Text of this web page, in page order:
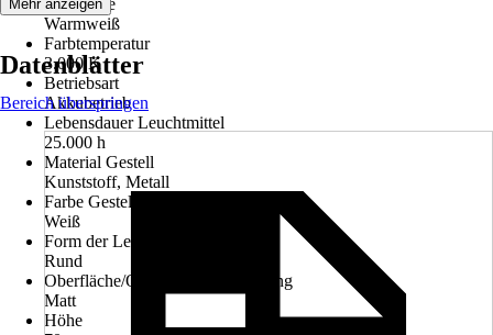
Lichtfarbe
Warmweiß
Farbtemperatur
3.000 K
Betriebsart
Akkubetrieb
Lebensdauer Leuchtmittel
25.000 h
Material Gestell
Kunststoff, Metall
Farbe Gestell
Weiß
Form der Leuchte
Rund
Oberfläche/Oberflächenbehandlung
Matt
Höhe
Mehr anzeigen
Datenblätter
Bereich überspringen